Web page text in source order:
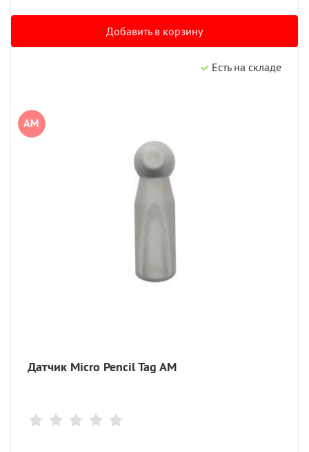
Добавить в корзину
Есть на складе
Датчик Micro Pencil Tag AM